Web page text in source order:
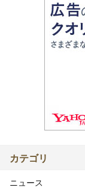
カテゴリ
ニュース